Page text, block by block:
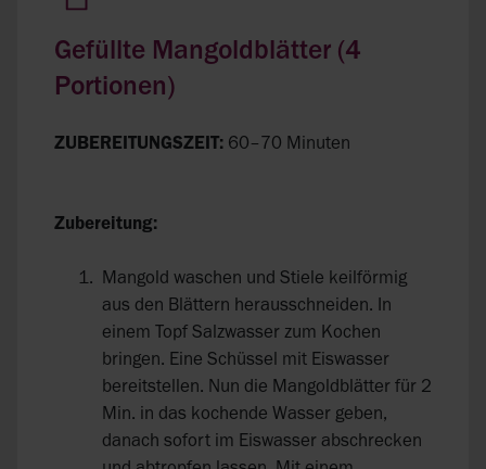
Gefüllte Mangoldblätter (4
Portionen)
ZUBEREITUNGSZEIT: 60–70 Minuten
Zubereitung:
Mangold waschen und Stiele keilförmig
aus den Blättern herausschneiden. In
einem Topf Salzwasser zum Kochen
bringen. Eine Schüssel mit Eiswasser
bereitstellen. Nun die Mangoldblätter für 2
Min. in das kochende Wasser geben,
danach sofort im Eiswasser abschrecken